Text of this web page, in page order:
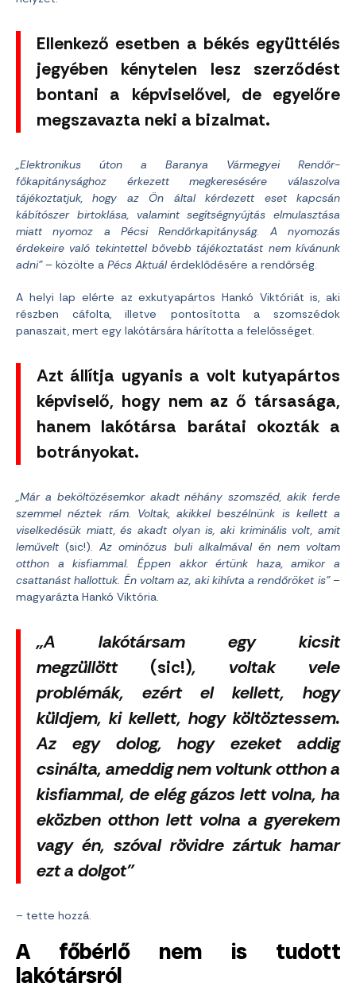
Ellenkező esetben a békés együttélés
jegyében kénytelen lesz szerződést
bontani a képviselővel, de egyelőre
megszavazta neki a bizalmat.
„Elektronikus úton a Baranya Vármegyei Rendőr-
főkapitánysághoz érkezett megkeresésére válaszolva
tájékoztatjuk, hogy az Ön által kérdezett eset kapcsán
kábítószer birtoklása, valamint segítségnyújtás elmulasztása
miatt nyomoz a Pécsi Rendőrkapitányság. A nyomozás
érdekeire való tekintettel bővebb tájékoztatást nem kívánunk
adni”– közölte a Pécs Aktuálérdeklődésére a rendőrség.
A helyi lap elérte az exkutyapártos Hankó Viktóriát is, aki
részben cáfolta, illetve pontosította a szomszédok
panaszait, mert egy lakótársára hárította a felelősséget.
Azt állítja ugyanis a volt kutyapártos
képviselő, hogy nem az ő társasága,
hanem lakótársa barátai okozták a
botrányokat.
„Már a beköltözésemkor akadt néhány szomszéd, akik ferde
szemmel néztek rám. Voltak, akikkel beszélnünk is kellett a
viselkedésük miatt, és akadt olyan is, aki kriminális volt, amit
leművelt(sic!). Az ominózus buli alkalmával én nem voltam
otthon a kisfiammal. Éppen akkor értünk haza, amikor a
csattanást hallottuk. Én voltam az, aki kihívta a rendőröket is”–
magyarázta Hankó Viktória.
„A lakótársam egy kicsit
megzüllött (sic!), voltak vele
problémák, ezért el kellett, hogy
küldjem, ki kellett, hogy költöztessem.
Az egy dolog, hogy ezeket addig
csinálta, ameddig nem voltunk otthon a
kisfiammal, de elég gázos lett volna, ha
eközben otthon lett volna a gyerekem
vagy én, szóval rövidre zártuk hamar
ezt a dolgot”
– tette hozzá.
A főbérlő nem is tudott
lakótársról